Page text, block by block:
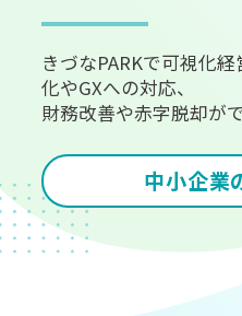
きづなPARKで可視化
化やGXへの対応、
財務改善や赤字脱却が
中小企業